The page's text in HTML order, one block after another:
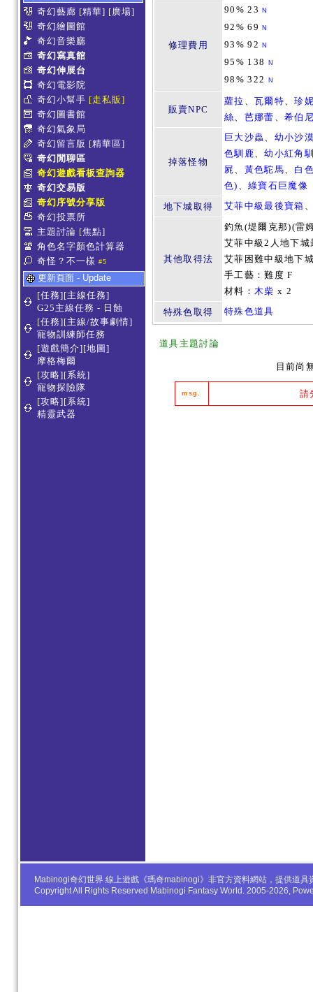
奇幻藝廊 [精華] [廣場]
奇幻繪圖館
奇幻音樂廳
奇幻寫真館
奇幻伸展台
奇幻電影院
奇幻小幫手 [走私販]
奇幻圖書館
奇幻氣象局
奇幻留言版 [精華區]
奇幻閒聊區
奇幻遊戲看板查詢器
奇幻交易版
奇幻序號分享版
奇幻投票所
主題討論 [焦點]
角色名字顏色計算器
奇怪？不一樣 #5
更新頁面 - Update
[任務][主線任務]
G25主線任務 - 日蝕
[任務][主線/故事劇情]
寵物訓練師任務
[遊戲簡介][地圖]
摩格梅爾
[攻略][系統]
寵物探險隊
[攻略][系統]
精靈武器
修理費用
90% 23N
92% 69N
93% 92N
95% 138 N
98% 322 N
販賣NPC
蘿拉 、瓦爾特、珍
絲、 芭娜蕾 、希伯
掉落怪物
巨大沙蟲 、 幼小沙
色馴鹿、幼小紅角
屍、 黃色駝馬、 白
色) 、綠寶石巨魔像
地下城取得
艾菲中級最後寶箱
其他取得法
釣魚(堤爾克那)(雷
艾菲中級2人地下城
艾菲困難中級地下
手工藝：難度 F
材料： 木柴 x 2
特殊色取得
特殊色道具
道具主題討論
目前尚
msg. 請
Mabinogi奇幻世界 線上遊戲《瑪奇mabinogi》非官方資料網站，提供道
Copyright All Rights Reserved Mabinogi Fantasy World. 2005-2026,